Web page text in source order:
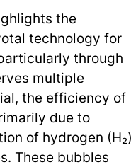
the
technology for
through
multiple
the efficiency of
due to
of hydrogen (H₂)
These bubbles